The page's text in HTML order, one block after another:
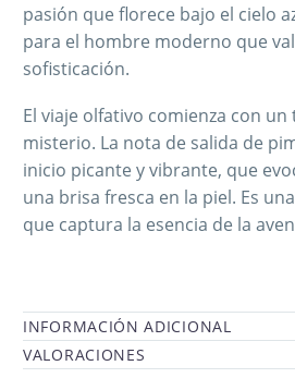
pasión que florece bajo el cielo
para el hombre moderno que
sofisticación.
El viaje olfativo comienza con
misterio. La nota de salida de
inicio picante y vibrante, que
una brisa fresca en la piel. Es
que captura la esencia de la
INFORMACIÓN ADICIONAL
VALORACIONES